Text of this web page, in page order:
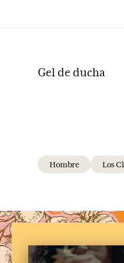
Gel de ducha
Hombre Los
NEWSLETTER